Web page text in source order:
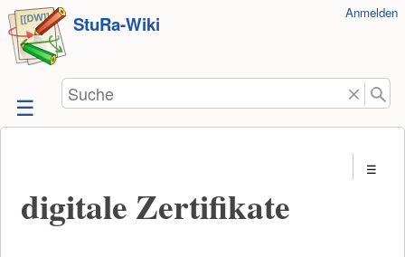
zum
Inhalt
springen
StuRa-Wiki Anmelden
Suche
digitale Zertifikate